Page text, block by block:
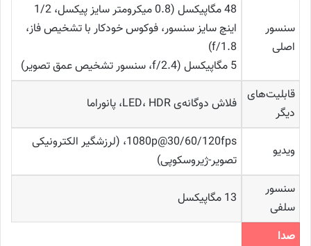
سنسور
اصلی
48 مگاپیکسل (0.8 میکرومتر سایز پیکسل، 1/2
اینچ سایز سنسور، فوکوس خودکار با تشخیص فاز،
f/1.8)
5 مگاپیکسل (f/2.4، سنسور تشخیص عمق تصویر)
قابلیت‌های
دیگر
فلاش دوگانه‌ی LED، HDR، پانوراما
ویدیو
1080p@30/60/120fps، (لرزشگیر الکترونیکی
تصویر-ژیروسکوپی)
سنسور
سلفی
13 مگاپیکسل
صدا